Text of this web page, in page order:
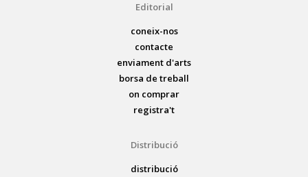
Editorial
coneix-nos
contacte
enviament d'arts
borsa de treball
on comprar
registra't
Distribució
distribució